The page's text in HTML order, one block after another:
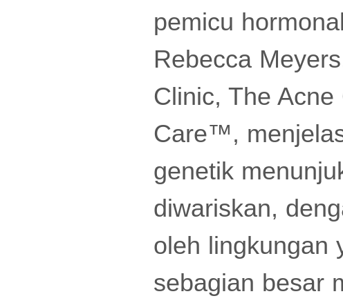
pemicu
Rebecca
Clinic, The
Care™,
genetik
diwariskan,
oleh lingkungan
sebagian besar